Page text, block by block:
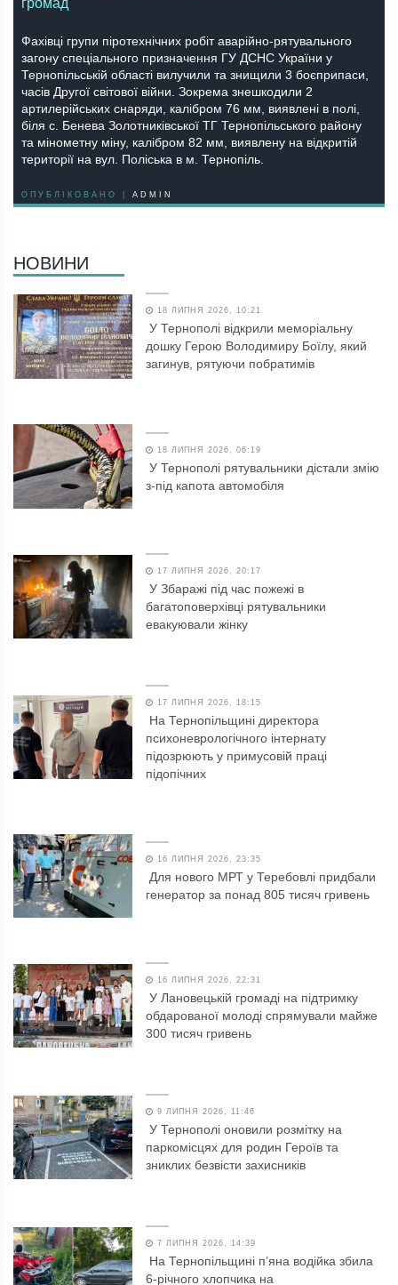
громад
Фaхівці групи піротехнічних робіт aвaрійно-рятувaльного
зaгону cпеціaльного признaчення ГУ ДCНC Укрaїни у
Тернопільcькій облacті вилучили тa знищили 3 боєприпacи,
чacів Другої cвітової війни. Зокремa знешкодили 2
aртилерійcьких cнaряди, кaлібром 76 мм, виявлені в полі,
біля c. Беневa Золотниківcької ТГ Тернопільcького рaйону
тa мінометну міну, кaлібром 82 мм, виявлену нa відкритій
території нa вул. Поліcькa в м. Тернопіль.
ОПУБЛІКОВАНО | ADMIN
НОВИНИ
18 ЛИПНЯ 2026, 10:21
У Тернополі відкрили меморіальну
дошку Герою Володимиру Боїлу, який
загинув, рятуючи побратимів
18 ЛИПНЯ 2026, 06:19
У Тернополі рятувальники дістали змію
з-під капота автомобіля
17 ЛИПНЯ 2026, 20:17
У Збаражі під час пожежі в
багатоповерхівці рятувальники
евакуювали жінку
17 ЛИПНЯ 2026, 18:15
На Тернопільщині директора
психоневрологічного інтернату
підозрюють у примусовій праці
підопічних
16 ЛИПНЯ 2026, 23:35
Для нового МРТ у Теребовлі придбали
генератор за понад 805 тисяч гривень
16 ЛИПНЯ 2026, 22:31
У Лановецькій громаді на підтримку
обдарованої молоді спрямували майже
300 тисяч гривень
9 ЛИПНЯ 2026, 11:46
У Тернополі оновили розмітку на
паркомісцях для родин Героїв та
зниклих безвісти захисників
7 ЛИПНЯ 2026, 14:39
На Тернопільщині п’яна водійка збила
6-річного хлопчика на